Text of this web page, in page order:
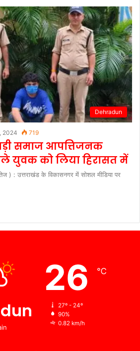
Dehradun
2024 719
समाज आपत्तिजनक
युवक को लिया हिरासत में
) : उत्तराखंड के विकासनगर में सोशल मीडिया पर
26 ℃
27º - 24º
90%
0.82 km/h